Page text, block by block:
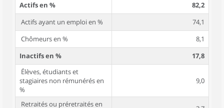
Actifs en %
82,2
Actifs ayant un emploi en %
74,1
Chômeurs en %
8,1
Inactifs en %
17,8
Élèves, étudiants et
stagiaires non rémunérés en
%
9,0
Retraités ou préretraités en